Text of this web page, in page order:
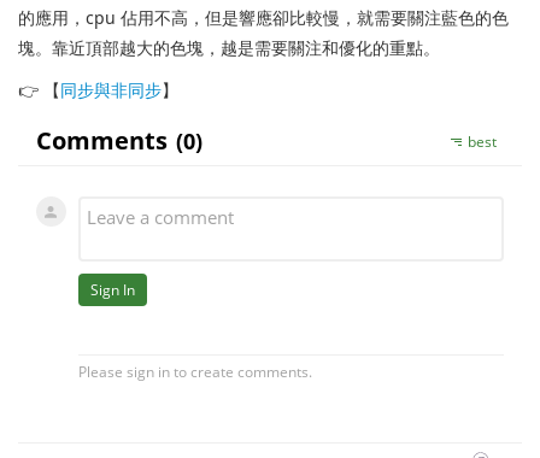
的應用，cpu 佔用不高，但是響應卻比較慢，就需要關注藍色的色
塊。 靠近頂部越大的色塊，越是需要關注和優化的重點。
👉 【同步與非同步】